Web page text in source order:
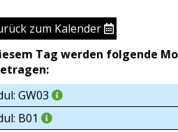
zum Kalender
Tag werden folgende
GW03
B01